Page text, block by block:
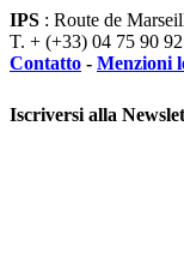
IPS : Route de
T. + (+33) 04 75 90
Contatto - Menzioni
Iscriversi alla